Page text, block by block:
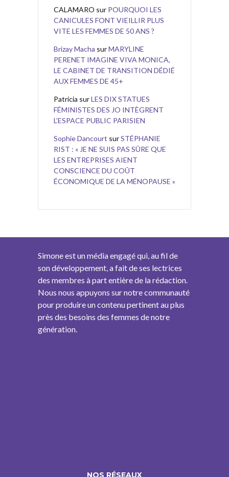
CALAMARO sur POURQUOI LES
CANICULES FONT VIEILLIR PLUS
VITE LES FEMMES DE 50 ANS ?
Brizay Macha surMARYLINE
PERENET IMAGINE VIVA MONICA,
LE CABINET DE TRANSITION DÉDIÉ
AUX FEMMES DE 45+
Patricia surLES DIX STATUES
FÉMINISTES DES JO INTÈGRENT
L’ESPACE PUBLIC PARISIEN
Sophie Dancourt surSTÉPHANIE
RIST : « JE NE SUIS PAS SÛRE QUE
LES ENTREPRISES AIENT
CONSCIENCE DU COÛT
ÉCONOMIQUE DE LA MÉNOPAUSE »
Simone est un média engagé qui, au fil de
son développement, a fait de ses lectrices
des membres à part entière de la rédaction.
Nous nous appuyons sur notre communauté
pour produire un contenu pertinent au plus
près des besoins des femmes de notre
génération.
NOS RÉSEAUX